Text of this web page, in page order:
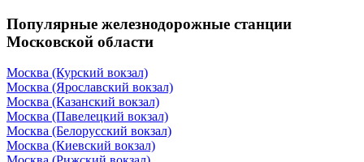
Популярные железнодорожные станции
Московской области
Москва (Курский вокзал)
Москва (Ярославский вокзал)
Москва (Казанский вокзал)
Москва (Павелецкий вокзал)
Москва (Белорусский вокзал)
Москва (Киевский вокзал)